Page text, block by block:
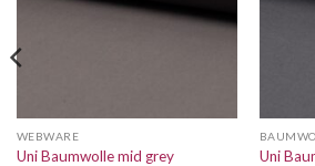
WEBWARE
Uni Baumwolle mid grey Uni